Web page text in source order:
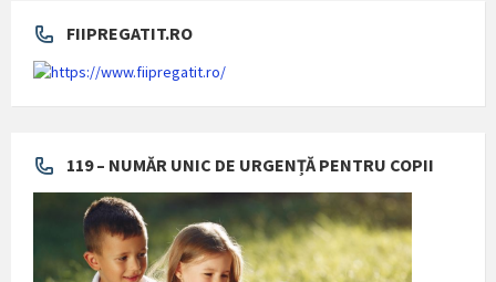
FIIPREGATIT.RO
119 – NUMĂR UNIC DE URGENȚĂ PENTRU COPII